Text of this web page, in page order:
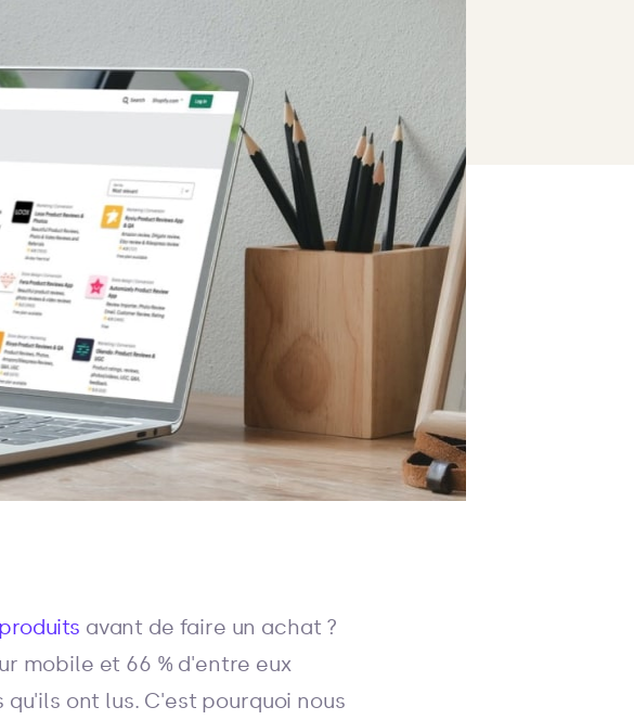
avant de faire un achat ?
mobile et 66 % d'entre eux
ont lus. C'est pourquoi nous